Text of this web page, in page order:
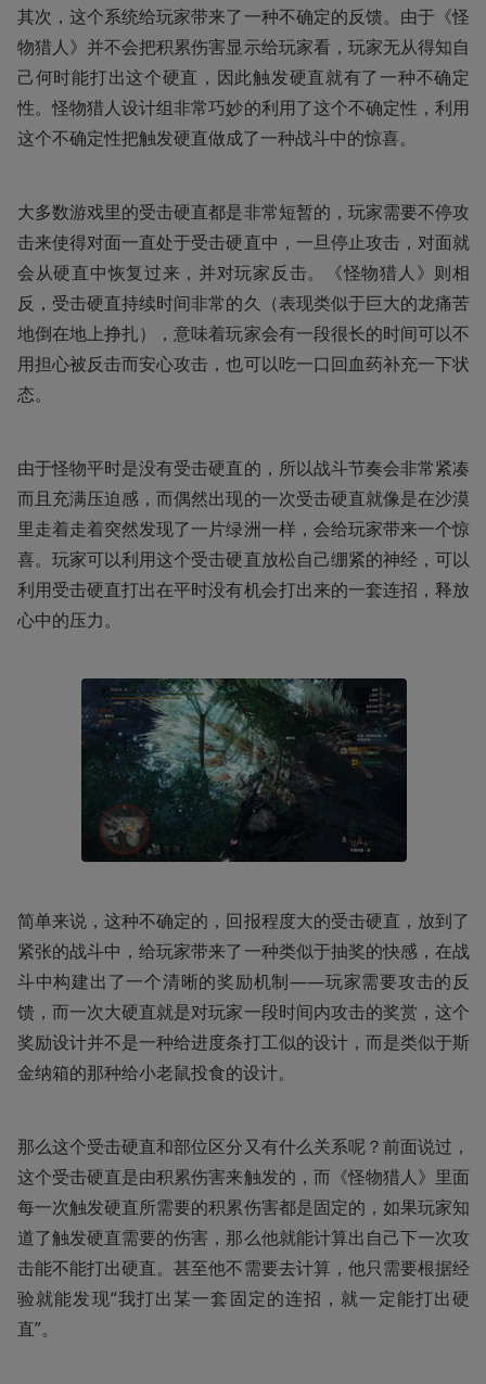
其次，这个系统给玩家带来了一种不确定的反馈。由于《怪
物猎人》并不会把积累伤害显示给玩家看，玩家无从得知自
己何时能打出这个硬直，因此触发硬直就有了一种不确定
性。怪物猎人设计组非常巧妙的利用了这个不确定性，利用
这个不确定性把触发硬直做成了一种战斗中的惊喜。
大多数游戏里的受击硬直都是非常短暂的，玩家需要不停攻
击来使得对面一直处于受击硬直中，一旦停止攻击，对面就
会从硬直中恢复过来，并对玩家反击。《怪物猎人》则相
反，受击硬直持续时间非常的久（表现类似于巨大的龙痛苦
地倒在地上挣扎），意味着玩家会有一段很长的时间可以不
用担心被反击而安心攻击，也可以吃一口回血药补充一下状
态。
由于怪物平时是没有受击硬直的，所以战斗节奏会非常紧凑
而且充满压迫感，而偶然出现的一次受击硬直就像是在沙漠
里走着走着突然发现了一片绿洲一样，会给玩家带来一个惊
喜。玩家可以利用这个受击硬直放松自己绷紧的神经，可以
利用受击硬直打出在平时没有机会打出来的一套连招，释放
心中的压力。
简单来说，这种不确定的，回报程度大的受击硬直，放到了
紧张的战斗中，给玩家带来了一种类似于抽奖的快感，在战
斗中构建出了一个清晰的奖励机制——玩家需要攻击的反
馈，而一次大硬直就是对玩家一段时间内攻击的奖赏，这个
奖励设计并不是一种给进度条打工似的设计，而是类似于斯
金纳箱的那种给小老鼠投食的设计。
那么这个受击硬直和部位区分又有什么关系呢？前面说过，
这个受击硬直是由积累伤害来触发的，而《怪物猎人》里面
每一次触发硬直所需要的积累伤害都是固定的，如果玩家知
道了触发硬直需要的伤害，那么他就能计算出自己下一次攻
击能不能打出硬直。甚至他不需要去计算，他只需要根据经
验就能发现“我打出某一套固定的连招，就一定能打出硬
直”。